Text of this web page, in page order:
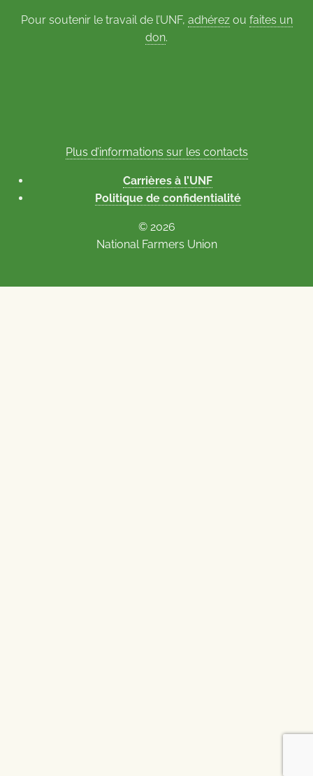
Pour soutenir le travail de l’UNF, adhérezou faites un
don.
Plus d’informations sur les contacts
Carrières à l’UNF
Politique de confidentialité
© 2026
National Farmers Union